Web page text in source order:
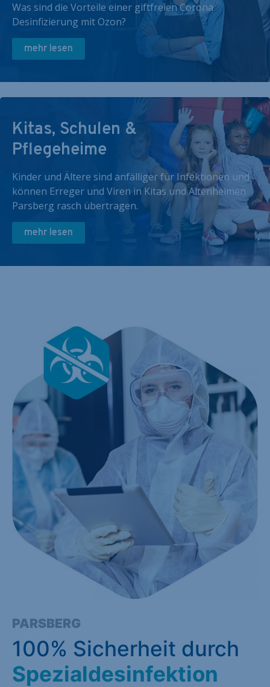
Was sind die Vorteile einer giftfreien Corona
Desinfizierung mit Ozon?
mehr lesen
Kitas, Schulen &
Pflegeheime
Kinder und Ältere sind anfälliger für Infektionen und
können Erreger und Viren in Kitas und Altenheimen
Parsberg rasch übertragen.
mehr lesen
PARSBERG
100% Sicherheit durch
Spezialdesinfektion